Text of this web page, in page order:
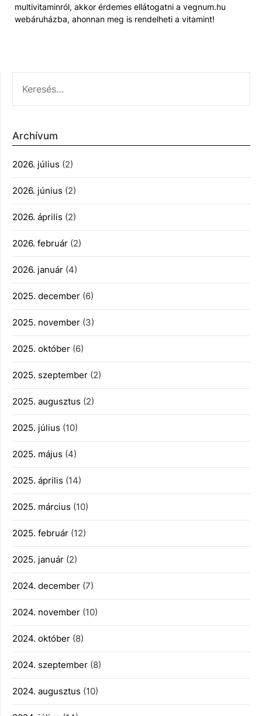
multivitaminról, akkor érdemes ellátogatni a vegnum.hu
webáruházba, ahonnan meg is rendelheti a vitamint!
Archívum
2026. július (2)
2026. június (2)
2026. április (2)
2026. február (2)
2026. január (4)
2025. december (6)
2025. november (3)
2025. október (6)
2025. szeptember (2)
2025. augusztus (2)
2025. július (10)
2025. május (4)
2025. április (14)
2025. március (10)
2025. február (12)
2025. január (2)
2024. december (7)
2024. november (10)
2024. október (8)
2024. szeptember (8)
2024. augusztus (10)